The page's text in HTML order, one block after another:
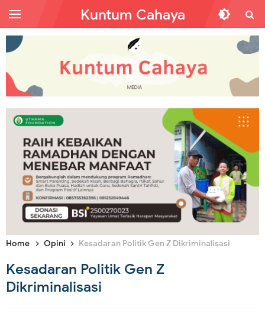
Kuntum Cahaya
Home Opini Kesadaran Politik Gen Z Dikriminalisasi
Kesadaran Politik Gen Z
Dikriminalisasi